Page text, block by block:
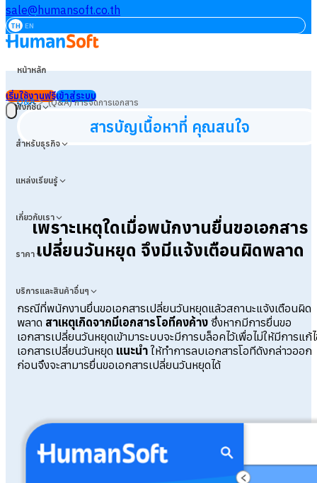
sale@humansoft.co.th
TH EN
หน้าหลัก
ฟังก์ชัน
สำหรับธุรกิจ
แหล่งเรียนรู้
เกี่ยวกับเรา
ราคา
บริการและสินค้าอื่นๆ
เริ่มใช้งานฟรีเข้าสู่ระบบ
Q&A>(Q&A) การจัดการเอกสาร
สารบัญเนื้อหาที่ คุณสนใจ
เพราะเหตุใดเมื่อพนักงานยื่นขอเอกสาร
เปลี่ยนวันหยุด จึงมีแจ้งเตือนผิดพลาด
กรณีที่พนักงานยื่นขอเอกสารเปลี่ยนวันหยุดแล้วสถานะแจ้งเตือนผิด
พลาด สาเหตุเกิดจากมีเอกสารโอทีคงค้าง ซึ่งหากมีการยื่นขอ
เอกสารเปลี่ยนวันหยุดเข้ามาระบบจะมีการบล็อคไว้เพื่อไม่ให้มีการแก้
เอกสารเปลี่ยนวันหยุด แนะนำ ให้ทำการลบเอกสารโอทีดังกล่าวออก
ก่อนจึงจะสามารยื่นขอเอกสารเปลี่ยนวันหยุดได้